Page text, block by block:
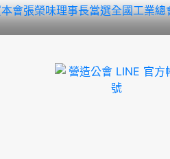
會張榮味理事長當選全國工業總